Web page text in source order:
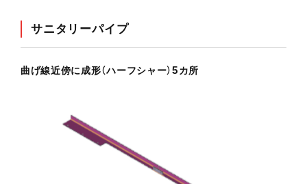
サニタリーパイプ
曲げ線近傍に成形（ハーフシャー）5カ所